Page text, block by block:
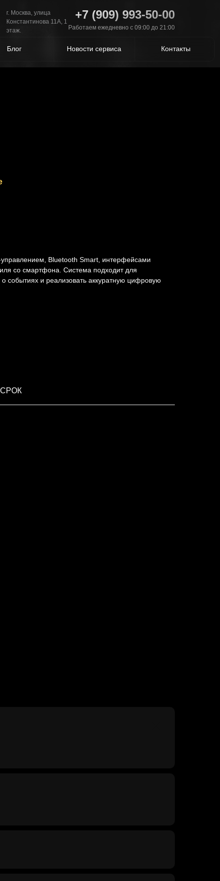
Работаем ежедневно с 09:00 до 21:00
+7 (909) 993-50-00
Новости сервиса
Блог Контакты
г. Москва, улица
Константинова 11А, 1
этаж.
Bluetooth Smart, интерфейсами
со смартфона. Система подходит для
событиях и реализовать аккуратную цифровую